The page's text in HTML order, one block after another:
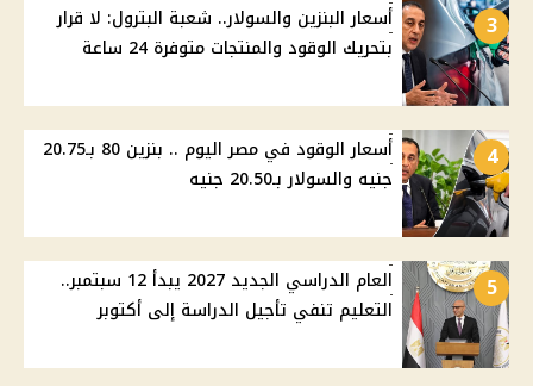
3
أسعار البنزين والسولار.. شعبة البترول: لا قرار
بتحريك الوقود والمنتجات متوفرة 24 ساعة
4
أسعار الوقود في مصر اليوم .. بنزين 80 بـ20.75
جنيه والسولار بـ20.50 جنيه
5
العام الدراسي الجديد 2027 يبدأ 12 سبتمبر..
التعليم تنفي تأجيل الدراسة إلى أكتوبر